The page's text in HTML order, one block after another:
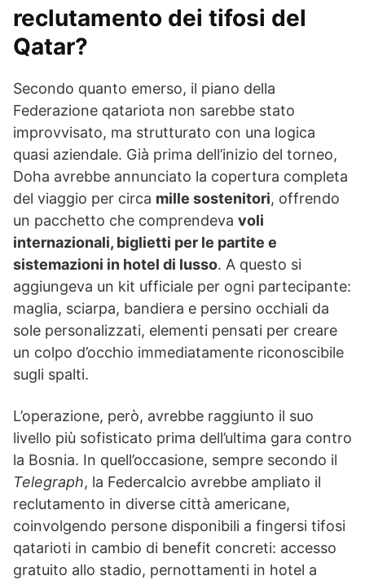
reclutamento dei tifosi del
Qatar?
Secondo quanto emerso, il piano della
Federazione qatariota non sarebbe stato
improvvisato, ma strutturato con una logica
quasi aziendale. Già prima dell’inizio del torneo,
Doha avrebbe annunciato la copertura completa
del viaggio per circa mille sostenitori, offrendo
un pacchetto che comprendeva voli
internazionali, biglietti per le partite e
sistemazioni in hotel di lusso. A questo si
aggiungeva un kit ufficiale per ogni partecipante:
maglia, sciarpa, bandiera e persino occhiali da
sole personalizzati, elementi pensati per creare
un colpo d’occhio immediatamente riconoscibile
sugli spalti.
L’operazione, però, avrebbe raggiunto il suo
livello più sofisticato prima dell’ultima gara contro
la Bosnia. In quell’occasione, sempre secondo il
Telegraph, la Federcalcio avrebbe ampliato il
reclutamento in diverse città americane,
coinvolgendo persone disponibili a fingersi tifosi
qatarioti in cambio di benefit concreti: accesso
gratuito allo stadio, pernottamenti in hotel a